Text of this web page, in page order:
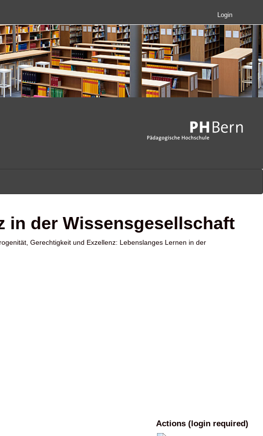
Login
in der Wissensgesellschaft
Gerechtigkeit und Exzellenz: Lebenslanges Lernen in der
Actions (login required)